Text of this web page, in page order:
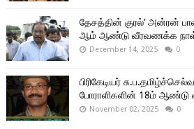
தேசத்தின் குரல்’ அன்ரன்
ஆம் ஆண்டு வீரவணக்க
December 14, 2025 0
பிரிகேடியர்
போராளிகளின் 18ம்
November 02, 2025 0